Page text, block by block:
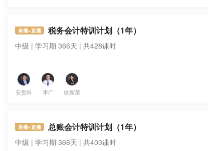
录播+直播 税务会计特训计划（1年）
中级 | 学习期 366天 | 共428课时
安贵科 李广 徐新荣
录播+直播 总账会计特训计划（1年）
中级 | 学习期 366天 | 共403课时